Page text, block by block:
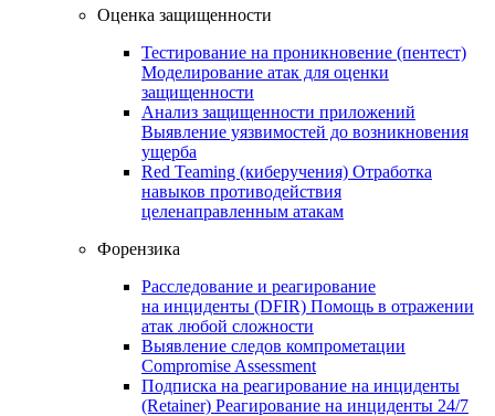
Оценка защищенности
Тестирование на проникновение (пентест)
Моделирование атак для оценки
защищенности
Анализ защищенности приложений
Выявление уязвимостей до возникновения
ущерба
Red Teaming (киберучения) Отработка
навыков противодействия
целенаправленным атакам
Форензика
Расследование и реагирование
на инциденты (DFIR) Помощь в отражении
атак любой сложности
Выявление следов компрометации
Compromise Assessment
Подписка на реагирование на инциденты
(Retainer) Реагирование на инциденты 24/7